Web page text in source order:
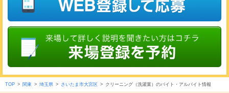
TOP > 関東 > 埼玉県 > さいたま市大宮区 > クリーニング（洗濯業）のバイト・アルバイト情報